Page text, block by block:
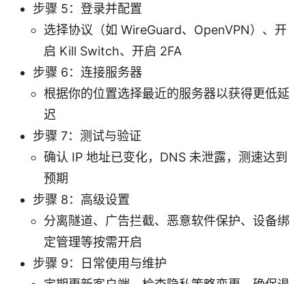
步骤 5：登录并配置
选择协议（如 WireGuard、OpenVPN）、开
启 Kill Switch、开启 2FA
步骤 6：连接服务器
根据你的位置选择最近的服务器以获得更低延
迟
步骤 7：测试与验证
确认 IP 地址已变化，DNS 未泄露，测速达到
预期
步骤 8：高级设置
分离隧道、广告拦截、恶意软件保护、设备绑
定管理等按需开启
步骤 9：日常使用与维护